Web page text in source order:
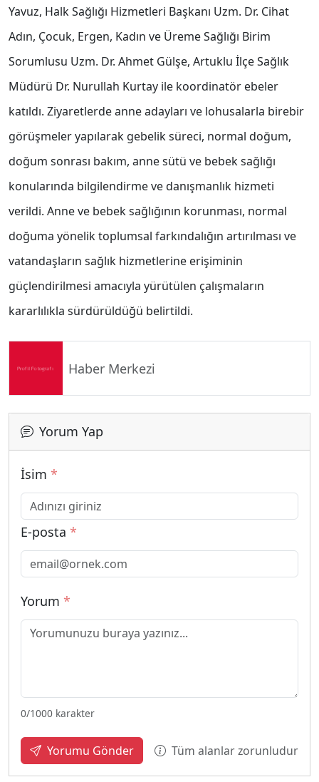
Yavuz, Halk Sağlığı Hizmetleri Başkanı Uzm. Dr. Cihat
Adın, Çocuk, Ergen, Kadın ve Üreme Sağlığı Birim
Sorumlusu Uzm. Dr. Ahmet Gülşe, Artuklu İlçe Sağlık
Müdürü Dr. Nurullah Kurtay ile koordinatör ebeler
katıldı. Ziyaretlerde anne adayları ve lohusalarla birebir
görüşmeler yapılarak gebelik süreci, normal doğum,
doğum sonrası bakım, anne sütü ve bebek sağlığı
konularında bilgilendirme ve danışmanlık hizmeti
verildi. Anne ve bebek sağlığının korunması, normal
doğuma yönelik toplumsal farkındalığın artırılması ve
vatandaşların sağlık hizmetlerine erişiminin
güçlendirilmesi amacıyla yürütülen çalışmaların
kararlılıkla sürdürüldüğü belirtildi.
Haber Merkezi
Yorum Yap
İsim *
E-posta *
Yorum *
0/1000 karakter
Yorumu Gönder Tüm alanlar zorunludur